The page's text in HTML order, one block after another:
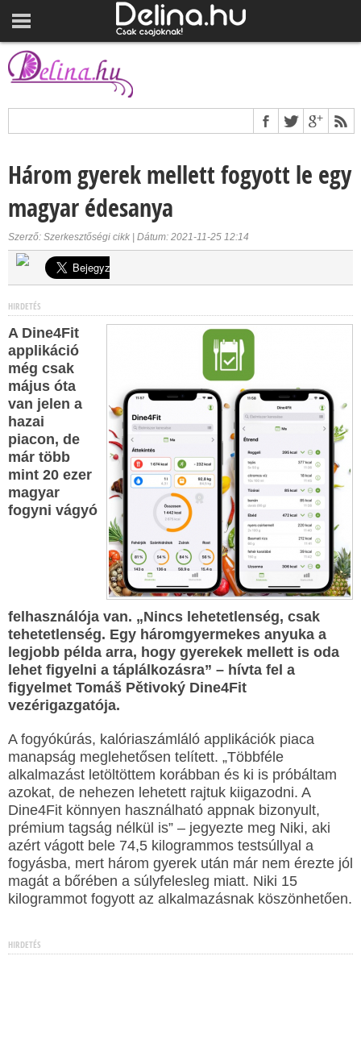
Három gyerek mellett fogyott le egy
magyar édesanya
Szerző: Szerkesztőségi cikk | Dátum: 2021-11-25 12:14
HIRDETÉS
A Dine4Fit
applikáció
még csak
május óta
van jelen a
hazai
piacon, de
már több
mint 20 ezer
magyar
fogyni vágyó
felhasználója van. „Nincs lehetetlenség, csak
tehetetlenség. Egy háromgyermekes anyuka a
legjobb példa arra, hogy gyerekek mellett is oda
lehet figyelni a táplálkozásra” – hívta fel a
figyelmet Tomáš Pětivoký Dine4Fit
vezérigazgatója.
A fogyókúrás, kalóriaszámláló applikációk piaca
manapság meglehetősen telített. „Többféle
alkalmazást letöltöttem korábban és ki is próbáltam
azokat, de nehezen lehetett rajtuk kiigazodni. A
Dine4Fit könnyen használható appnak bizonyult,
prémium tagság nélkül is” – jegyezte meg Niki, aki
azért vágott bele 74,5 kilogrammos testsúllyal a
fogyásba, mert három gyerek után már nem érezte jól
magát a bőrében a súlyfelesleg miatt. Niki 15
kilogrammot fogyott az alkalmazásnak köszönhetően.
HIRDETÉS